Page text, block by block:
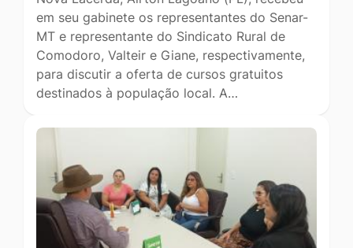
em seu gabinete os representantes do Senar-
MT e representante do Sindicato Rural de
Comodoro, Valteir e Giane, respectivamente,
para discutir a oferta de cursos gratuitos
destinados à população local. A…